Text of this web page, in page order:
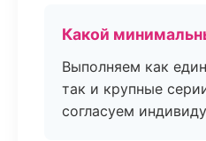
Какой
Выполняем как
так и крупные
согласуем